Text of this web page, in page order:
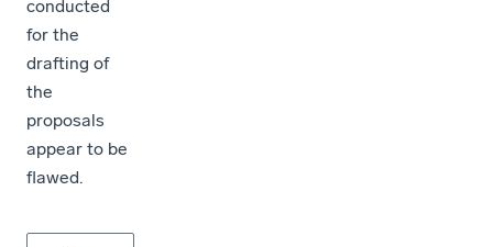
conducted
for the
drafting of
the
proposals
appear to be
flawed.